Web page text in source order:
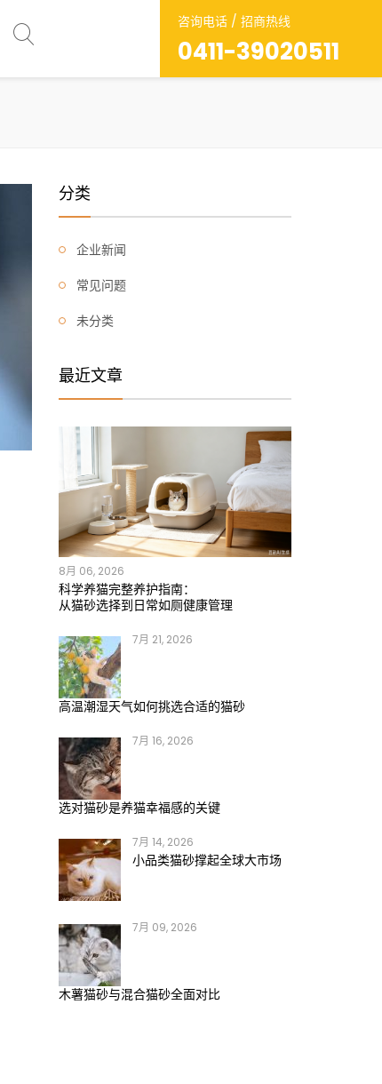
咨询电话 / 招商热线
0411-39020511
分类
企业新闻
常见问题
未分类
最近文章
8月 06, 2026
科学养猫完整养护指南：
从猫砂选择到日常如厕健康管理
7月 21, 2026
高温潮湿天气如何挑选合适的猫砂
7月 16, 2026
选对猫砂是养猫幸福感的关键
7月 14, 2026
小品类猫砂撑起全球大市场
7月 09, 2026
木薯猫砂与混合猫砂全面对比